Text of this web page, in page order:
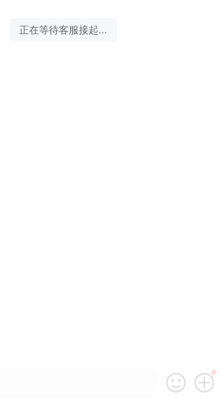
正在等待客服接起...